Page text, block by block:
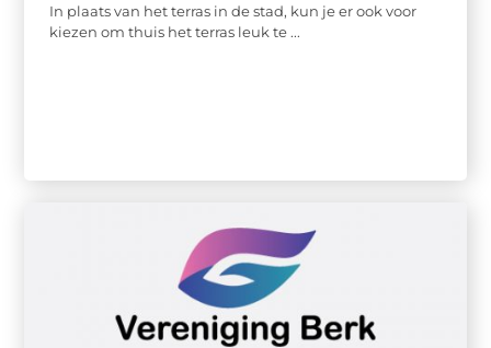
In plaats van het terras in de stad, kun je er ook voor
kiezen om thuis het terras leuk te ...